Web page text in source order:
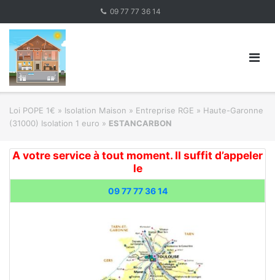
content
09 77 77 36 14
Loi POPE 1€ » Isolation Maison » Entreprise RGE » Haute-Garonne
(31000) Isolation 1 euro » ESTANCARBON
A votre service à tout moment. Il suffit d’appeler
le
09 77 77 36 14